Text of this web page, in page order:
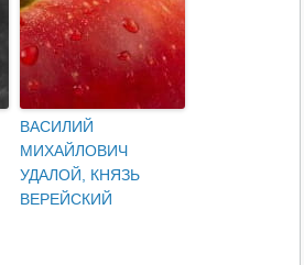
ВАСИЛИЙ
МИХАЙЛОВИЧ
УДАЛОЙ, КНЯЗЬ
ВЕРЕЙСКИЙ